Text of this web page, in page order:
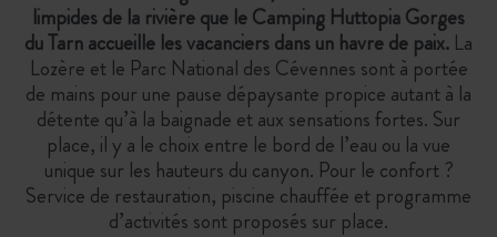
limpides de la rivière que le Camping Huttopia Gorges
du Tarn accueille les vacanciers dans un havre de paix. La
Lozère et le Parc National des Cévennes sont à portée
de mains pour une pause dépaysante propice autant à la
détente qu’à la baignade et aux sensations fortes. Sur
place, il y a le choix entre le bord de l’eau ou la vue
unique sur les hauteurs du canyon. Pour le confort ?
Service de restauration, piscine chauffée et programme
d’activités sont proposés sur place.